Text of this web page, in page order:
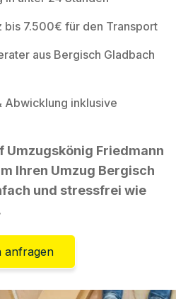
bis 7.500€ für den Transport
aus Bergisch Gladbach
Abwicklung inklusive
Umzugskönig Friedmann
Ihren Umzug Bergisch
und stressfrei wie
anfragen